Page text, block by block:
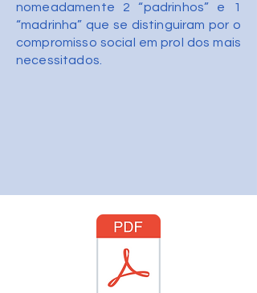
nomeadamente 2 “padrinhos” e 1
“madrinha” que se distinguiram por o
compromisso social em prol dos mais
necessitados.